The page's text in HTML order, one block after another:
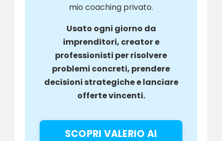
mio coaching privato.
Usato ogni giorno da
imprenditori, creator e
professionisti per risolvere
problemi concreti, prendere
decisioni strategiche e lanciare
offerte vincenti.
SCOPRI VALERIO AI